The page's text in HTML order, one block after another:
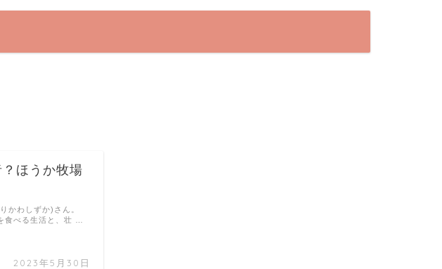
ほうか牧場
2023年5月30日
かわしずか)さん。
食べる生活と、壮 …